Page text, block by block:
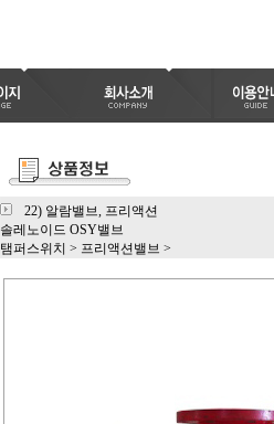
22) 알람밸브, 프리액션
솔레노이드 OSY밸브
탬퍼스위치 > 프리액션밸브 >